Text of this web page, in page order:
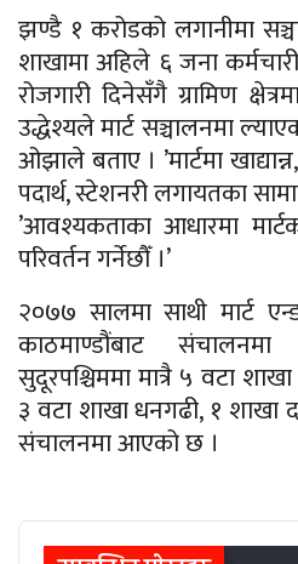
झण्डै १ करोडको लगानीमा
शाखामा अहिले ६ जना
रोजगारी दिनेसँगै ग्रामिण
उद्धेश्यले मार्ट सञ्चालनमा
ओझाले बताए । ’मार्टमा
पदार्थ, स्टेशनरी लगायतका
’आवश्यकताका आधारमा
परिवर्तन गर्नेछौँ ।’
२०७७ सालमा साथी मार्ट
काठमाण्डौंबाट
सुदूरपश्चिममा मात्रै ५ वटा
३ वटा शाखा धनगढी, १ शाखा
संचालनमा आएको छ ।